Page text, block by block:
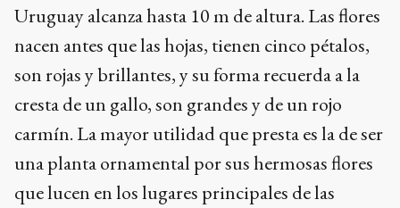
Uruguay alcanza hasta 10 m de altura. Las flores
nacen antes que las hojas, tienen cinco pétalos,
son rojas y brillantes, y su forma recuerda a la
cresta de un gallo, son grandes y de un rojo
carmín. La mayor utilidad que presta es la de ser
una planta ornamental por sus hermosas flores
que lucen en los lugares principales de las